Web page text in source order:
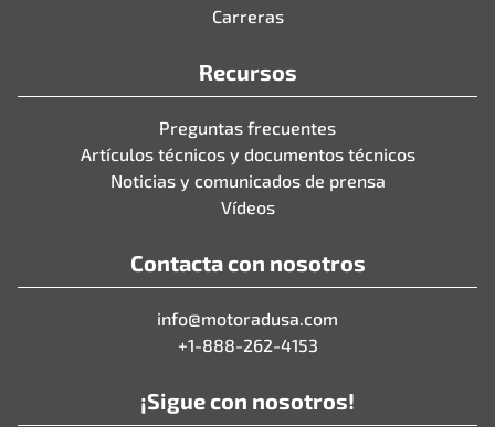
Carreras
Recursos
Preguntas frecuentes
Artículos técnicos y documentos técnicos
Noticias y comunicados de prensa
Vídeos
Contacta con nosotros
info@motoradusa.com
+1-888-262-4153
¡Sigue con nosotros!